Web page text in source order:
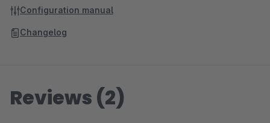
Configuration manual
Changelog
Reviews (2)